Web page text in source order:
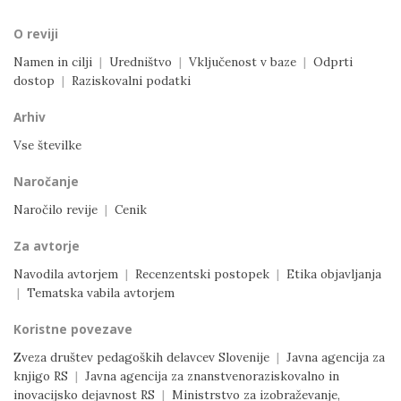
O reviji
Namen in cilji | Uredništvo | Vključenost v baze | Odprti
dostop | Raziskovalni podatki
Arhiv
Vse številke
Naročanje
Naročilo revije | Cenik
Za avtorje
Navodila avtorjem | Recenzentski postopek | Etika objavljanja
| Tematska vabila avtorjem
Koristne povezave
Zveza društev pedagoških delavcev Slovenije | Javna agencija za
knjigo RS | Javna agencija za znanstvenoraziskovalno in
inovacijsko dejavnost RS | Ministrstvo za izobraževanje,